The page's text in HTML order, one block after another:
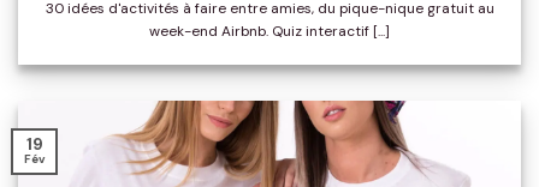
30 idées d'activités à faire entre amies, du pique-nique gratuit au
week-end Airbnb. Quiz interactif [...]
19
Fév